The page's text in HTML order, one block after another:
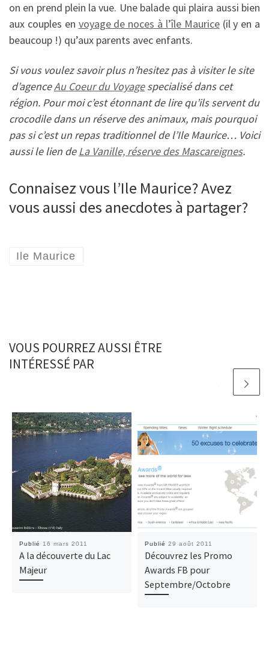
on en prend plein la vue. Une balade qui plaira aussi bien
aux couples en voyage de noces à l’île Maurice(il y en a
beaucoup !) qu’aux parents avec enfants.
Si vous voulez savoir plus n’hesitez pas à visiter le site
d’agenceAu Coeur du Voyage specialisé dans cet
région. Pour moi c’est étonnant de lire qu’ils servent du
crocodile dans un réserve des animaux, mais pourquoi
pas si c’est un repas traditionnel de l’Ile Maurice… Voici
aussi le lien deLa Vanille, réserve des Mascareignes.
Connaisez vous l’Ile Maurice? Avez
vous aussi des anecdotes à partager?
Ile Maurice
VOUS POURREZ AUSSI ÊTRE
INTÉRESSÉ PAR
Publié 16 mars 2011
A la découverte du Lac
Majeur
Publié 29 août 2011
Découvrez les Promo
Awards FB pour
Septembre/Octobre